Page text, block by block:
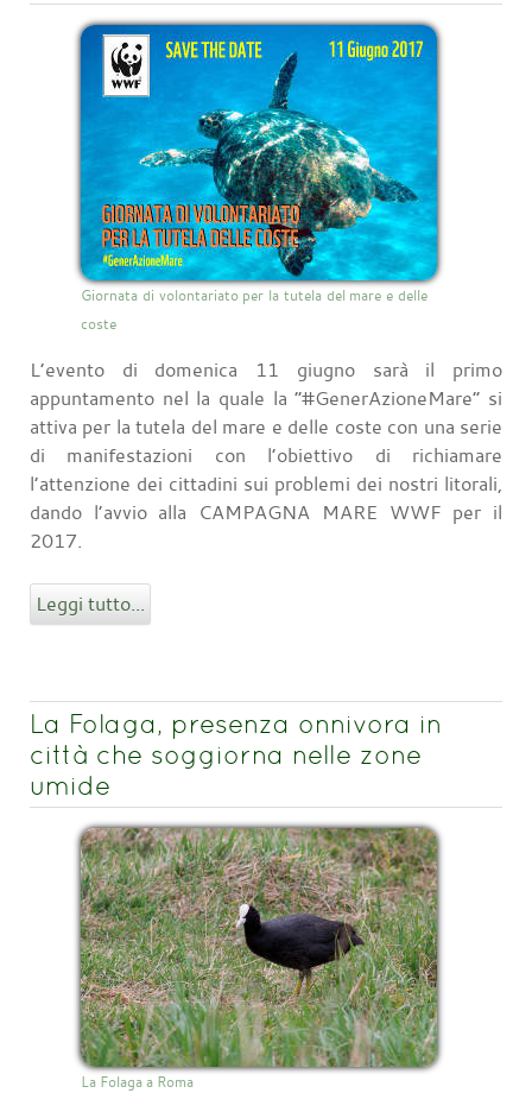
Giornata di volontariato per la tutela del mare e delle
coste
L’evento di domenica 11 giugno sarà il primo
appuntamento nel la quale la “#GenerAzioneMare” si
attiva per la tutela del mare e delle coste con una serie
di manifestazioni con l’obiettivo di richiamare
l’attenzione dei cittadini sui problemi dei nostri litorali,
dando l’avvio alla CAMPAGNA MARE WWF per il
2017.
Leggi tutto...
La Folaga, presenza onnivora in
città che soggiorna nelle zone
umide
La Folaga a Roma